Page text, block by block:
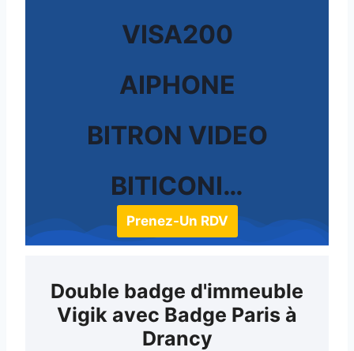
VISA200
AIPHONE
BITRON VIDEO
BITICONI…
Prenez-Un RDV
Double badge d'immeuble
Vigik avec Badge Paris à
Drancy